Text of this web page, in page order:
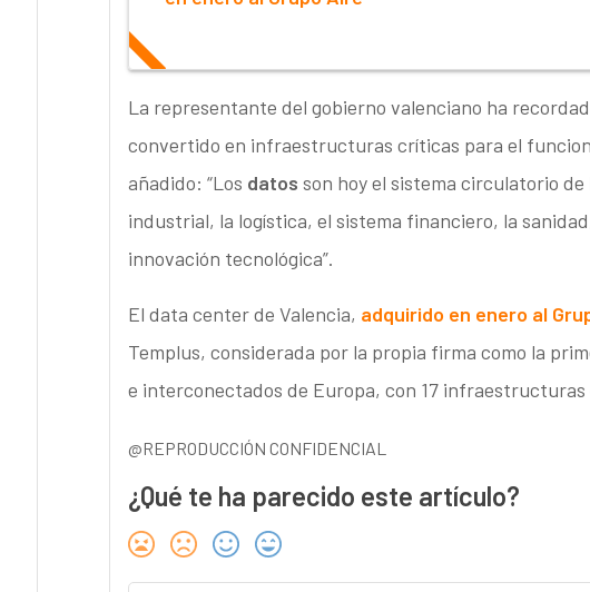
La representante del gobierno valenciano ha
convertido en infraestructuras críticas para el
añadido: “Los datos son hoy el sistema circulatorio
industrial, la logística, el sistema financiero, la
innovación tecnológica”.
El data center de Valencia, adquirido en enero al
Templus, considerada por la propia firma como la
e interconectados de Europa, con 17 infraestructuras
@REPRODUCCIÓN CONFIDENCIAL
¿Qué te ha parecido este artículo?